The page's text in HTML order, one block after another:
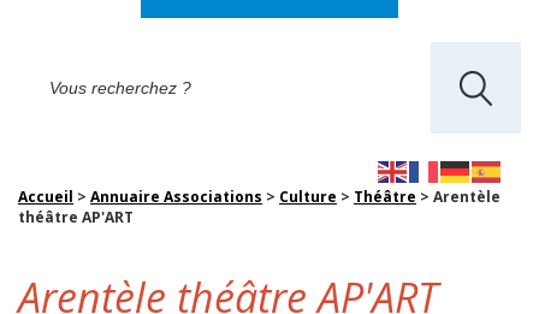
Accueil > Annuaire Associations > Culture > Théâtre > Arentèle
théâtre AP'ART
Arentèle théâtre AP'ART